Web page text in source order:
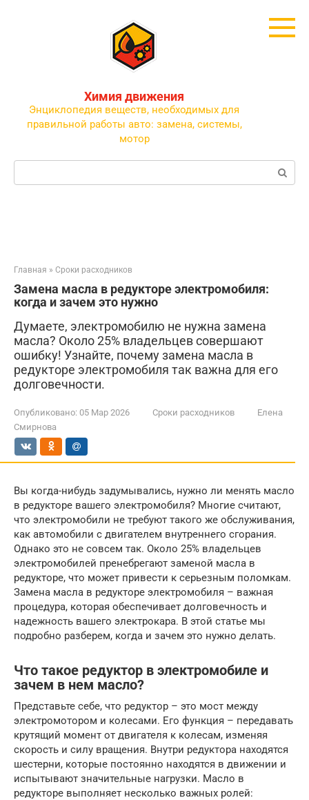
Химия движения
Энциклопедия веществ, необходимых для
правильной работы авто: замена, системы,
мотор
Поиск:
Главная » Сроки расходников
Замена масла в редукторе электромобиля:
когда и зачем это нужно
Думаете, электромобилю не нужна замена
масла? Около 25% владельцев совершают
ошибку! Узнайте, почему замена масла в
редукторе электромобиля так важна для его
долговечности.
Опубликовано: 05 Мар 2026 Сроки расходников
Елена
Смирнова
Вы когда-нибудь задумывались, нужно ли менять масло
в редукторе вашего электромобиля? Многие считают,
что электромобили не требуют такого же обслуживания,
как автомобили с двигателем внутреннего сгорания.
Однако это не совсем так. Около 25% владельцев
электромобилей пренебрегают заменой масла в
редукторе, что может привести к серьезным поломкам.
Замена масла в редукторе электромобиля – важная
процедура, которая обеспечивает долговечность и
надежность вашего электрокара. В этой статье мы
подробно разберем, когда и зачем это нужно делать.
Что такое редуктор в электромобиле и
зачем в нем масло?
Представьте себе, что редуктор – это мост между
электромотором и колесами. Его функция – передавать
крутящий момент от двигателя к колесам, изменяя
скорость и силу вращения. Внутри редуктора находятся
шестерни, которые постоянно находятся в движении и
испытывают значительные нагрузки. Масло в
редукторе выполняет несколько важных ролей: